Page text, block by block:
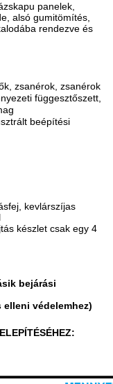
panelek,
alsó gumitömítés,
rendezve és
zsanérok, zsanérok
függesztőszett,
beépítési
kevlárszíjas
készlet csak egy 4
bejárási
elleni védelemhez)